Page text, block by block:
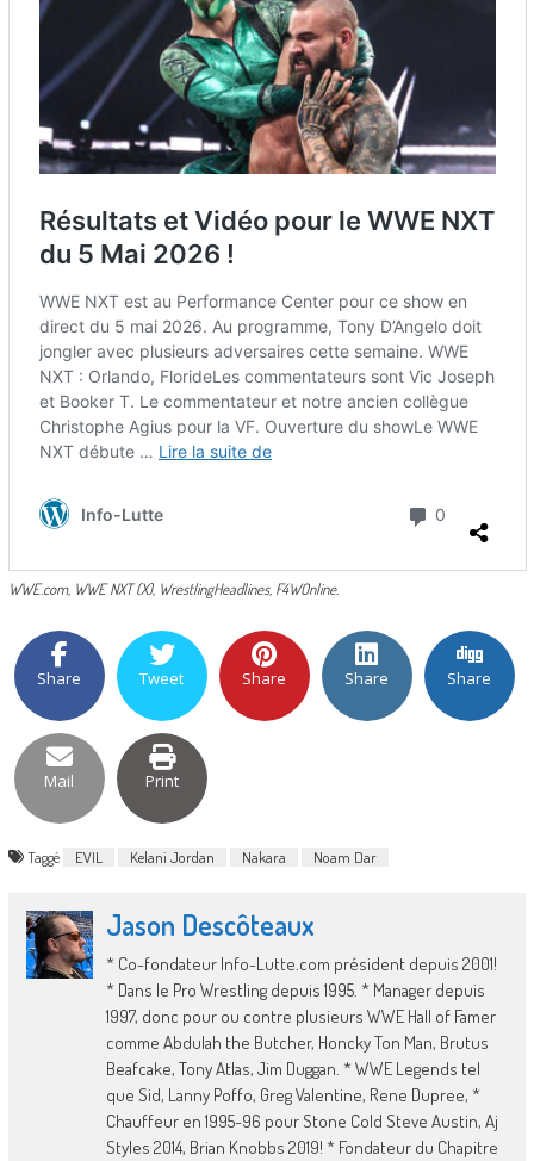
WWE.com, WWE NXT (X), WrestlingHeadlines, F4WOnline.
Share Tweet Share Share Share
Mail Print
Taggé EVIL Kelani Jordan Nakara Noam Dar
Jason Descôteaux
* Co-fondateur Info-Lutte.com président depuis 2001!
* Dans le Pro Wrestling depuis 1995. * Manager depuis
1997, donc pour ou contre plusieurs WWE Hall of Famer
comme Abdulah the Butcher, Honcky Ton Man, Brutus
Beafcake, Tony Atlas, Jim Duggan. * WWE Legends tel
que Sid, Lanny Poffo, Greg Valentine, Rene Dupree, *
Chauffeur en 1995-96 pour Stone Cold Steve Austin, Aj
Styles 2014, Brian Knobbs 2019! * Fondateur du Chapitre